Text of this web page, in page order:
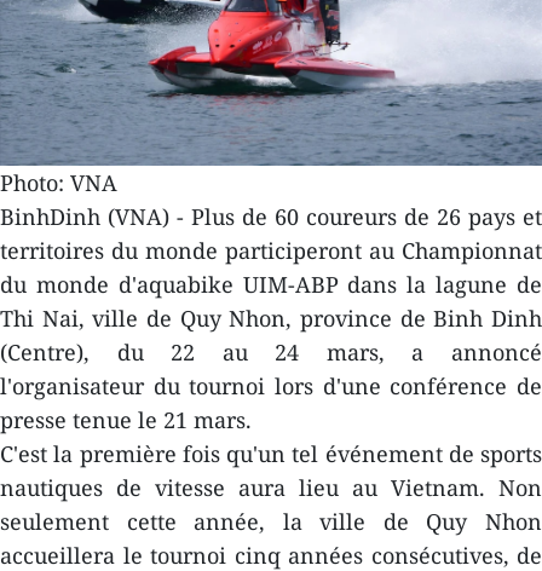
Photo: VNA
BinhDinh (VNA) - Plus de 60 coureurs de 26 pays et
territoires du monde participeront au Championnat
du monde d'aquabike UIM-ABP dans la lagune de
Thi Nai, ville de Quy Nhon, province de Binh Dinh
(Centre), du 22 au 24 mars, a annoncé
l'organisateur du tournoi lors d'une conférence de
presse tenue le 21 mars.
C'est la première fois qu'un tel événement de sports
nautiques de vitesse aura lieu au Vietnam. Non
seulement cette année, la ville de Quy Nhon
accueillera le tournoi cinq années consécutives, de